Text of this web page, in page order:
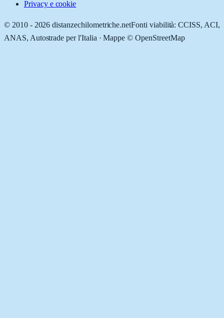
Privacy e cookie
© 2010 - 2026 distanzechilometriche.netFonti viabilità: CCISS, ACI,
ANAS, Autostrade per l'Italia · Mappe © OpenStreetMap